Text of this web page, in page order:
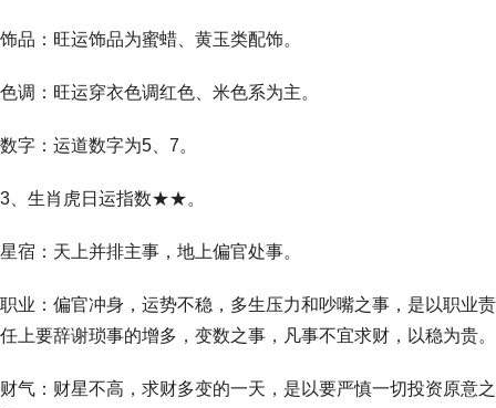
饰品：旺运饰品为蜜蜡、黄玉类配饰。
色调：旺运穿衣色调红色、米色系为主。
数字：运道数字为5、7。
3、生肖虎日运指数★★。
星宿：天上并排主事，地上偏官处事。
职业：偏官冲身，运势不稳，多生压力和吵嘴之事，是以职业责
任上要辞谢琐事的增多，变数之事，凡事不宜求财，以稳为贵。
财气：财星不高，求财多变的一天，是以要严慎一切投资原意之